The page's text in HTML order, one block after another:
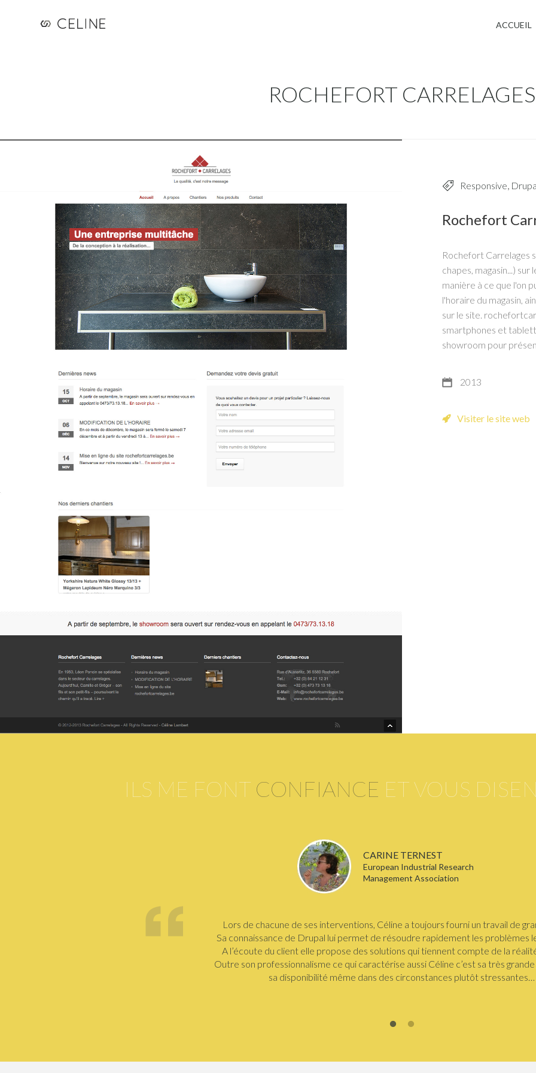
ACCUEIL
ROCHEFORT CARRELAGES
Responsive,
Rochefort
Rochefort Carrelages
chapes, magasin...)
manière à ce que l'on
l'horaire du magasin,
sur le site.
smartphones et
showroom pour
2013
Visiter le site web
ILS ME FONT CONFIANCE ET VOUS
CARINE TERNEST
European Industrial Research
Management Association
Lors de chacune de ses interventions, Céline a toujours fourni un travail de
Sa connaissance de Drupal lui permet de résoudre rapidement les problèmes
A l’écoute du client elle propose des solutions qui tiennent compte de la
Outre son professionnalisme ce qui caractérise aussi Céline c’est sa très
sa disponibilité même dans des circonstances plutôt stressantes…